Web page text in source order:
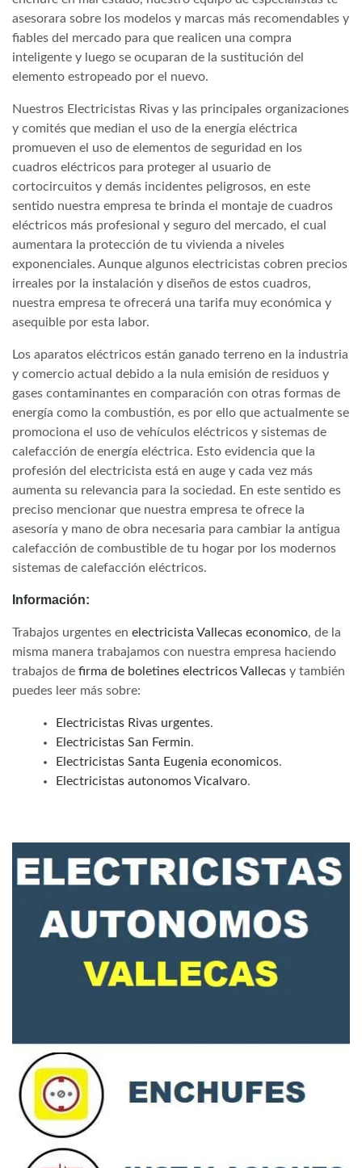
asesorara sobre los modelos y marcas más recomendables y
fiables del mercado para que realicen una compra
inteligente y luego se ocuparan de la sustitución del
elemento estropeado por el nuevo.
Nuestros Electricistas Rivas y las principales organizaciones
y comités que median el uso de la energía eléctrica
promueven el uso de elementos de seguridad en los
cuadros eléctricos para proteger al usuario de
cortocircuitos y demás incidentes peligrosos, en este
sentido nuestra empresa te brinda el montaje de cuadros
eléctricos más profesional y seguro del mercado, el cual
aumentara la protección de tu vivienda a niveles
exponenciales. Aunque algunos electricistas cobren precios
irreales por la instalación y diseños de estos cuadros,
nuestra empresa te ofrecerá una tarifa muy económica y
asequible por esta labor.
Los aparatos eléctricos están ganado terreno en la industria
y comercio actual debido a la nula emisión de residuos y
gases contaminantes en comparación con otras formas de
energía como la combustión, es por ello que actualmente se
promociona el uso de vehículos eléctricos y sistemas de
calefacción de energía eléctrica. Esto evidencia que la
profesión del electricista está en auge y cada vez más
aumenta su relevancia para la sociedad. En este sentido es
preciso mencionar que nuestra empresa te ofrece la
asesoría y mano de obra necesaria para cambiar la antigua
calefacción de combustible de tu hogar por los modernos
sistemas de calefacción eléctricos.
Información:
Trabajos urgentes en electricista Vallecas economico, de la
misma manera trabajamos con nuestra empresa haciendo
trabajos de firma de boletines electricos Vallecas y también
puedes leer más sobre:
Electricistas Rivas urgentes.
Electricistas San Fermin.
Electricistas Santa Eugenia economicos.
Electricistas autonomos Vicalvaro.